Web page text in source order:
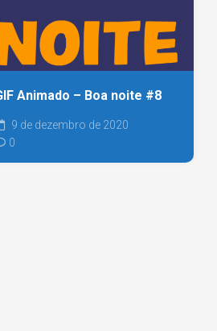
Animado – Boa noite #8
9 de dezembro de 2020
0